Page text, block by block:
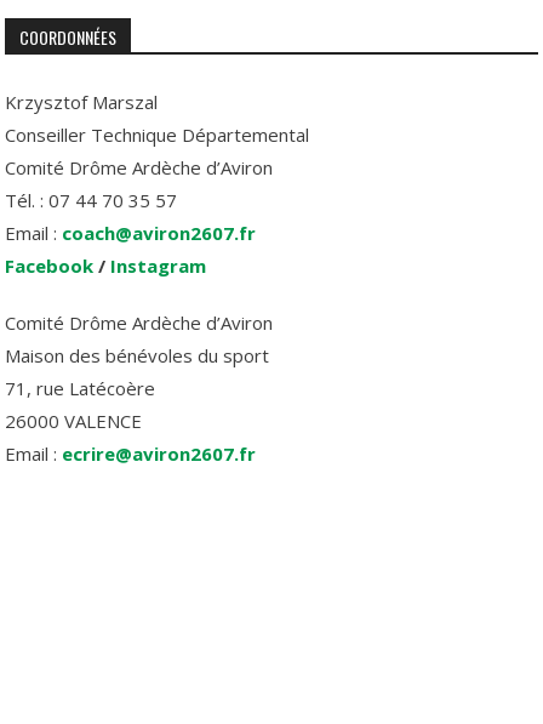
COORDONNÉES
Krzysztof Marszal
Conseiller Technique Départemental
Comité Drôme Ardèche d’Aviron
Tél. : 07 44 70 35 57
Email : coach@aviron2607.fr
Facebook / Instagram
Comité Drôme Ardèche d’Aviron
Maison des bénévoles du sport
71, rue Latécoère
26000 VALENCE
Email : ecrire@aviron2607.fr